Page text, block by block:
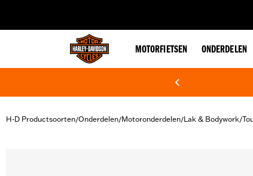
MOTORFIETSEN ONDERDELEN
H-D Productsoorten/Onderdelen/Motoronderdelen/Lak & Bodywork/